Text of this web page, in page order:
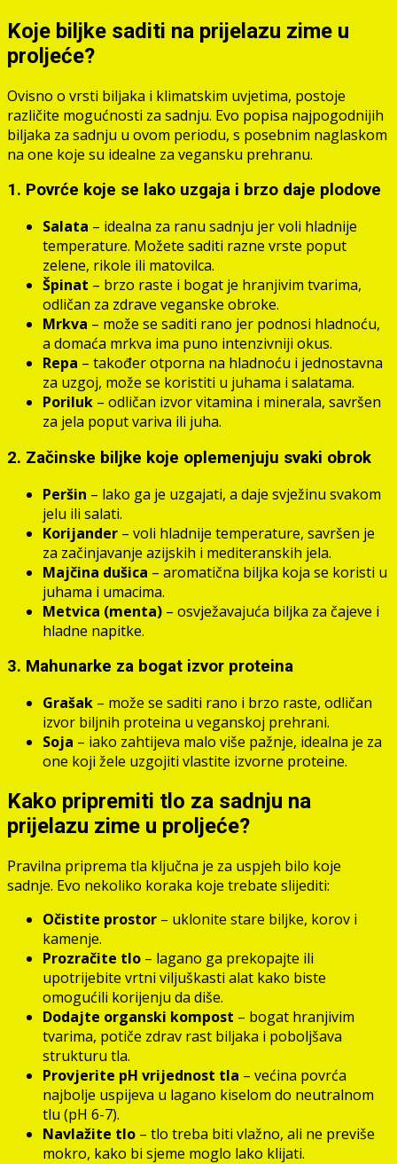
Koje biljke saditi na prijelazu zime u
proljeće?
Ovisno o vrsti biljaka i klimatskim uvjetima, postoje
različite mogućnosti za sadnju. Evo popisa najpogodnijih
biljaka za sadnju u ovom periodu, s posebnim naglaskom
na one koje su idealne za vegansku prehranu.
1. Povrće koje se lako uzgaja i brzo daje plodove
Salata – idealna za ranu sadnju jer voli hladnije
temperature. Možete saditi razne vrste poput
zelene, rikole ili matovilca.
Špinat – brzo raste i bogat je hranjivim tvarima,
odličan za zdrave veganske obroke.
Mrkva – može se saditi rano jer podnosi hladnoću,
a domaća mrkva ima puno intenzivniji okus.
Repa – također otporna na hladnoću i jednostavna
za uzgoj, može se koristiti u juhama i salatama.
Poriluk – odličan izvor vitamina i minerala, savršen
za jela poput variva ili juha.
2. Začinske biljke koje oplemenjuju svaki obrok
Peršin – lako ga je uzgajati, a daje svježinu svakom
jelu ili salati.
Korijander – voli hladnije temperature, savršen je
za začinjavanje azijskih i mediteranskih jela.
Majčina dušica – aromatična biljka koja se koristi u
juhama i umacima.
Metvica (menta) – osvježavajuća biljka za čajeve i
hladne napitke.
3. Mahunarke za bogat izvor proteina
Grašak – može se saditi rano i brzo raste, odličan
izvor biljnih proteina u veganskoj prehrani.
Soja – iako zahtijeva malo više pažnje, idealna je za
one koji žele uzgojiti vlastite izvorne proteine.
Kako pripremiti tlo za sadnju na
prijelazu zime u proljeće?
Pravilna priprema tla ključna je za uspjeh bilo koje
sadnje. Evo nekoliko koraka koje trebate slijediti:
Očistite prostor – uklonite stare biljke, korov i
kamenje.
Prozračite tlo – lagano ga prekopajte ili
upotrijebite vrtni viljuškasti alat kako biste
omogućili korijenju da diše.
Dodajte organski kompost – bogat hranjivim
tvarima, potiče zdrav rast biljaka i poboljšava
strukturu tla.
Provjerite pH vrijednost tla – većina povrća
najbolje uspijeva u lagano kiselom do neutralnom
tlu (pH 6-7).
Navlažite tlo – tlo treba biti vlažno, ali ne previše
mokro, kako bi sjeme moglo lako klijati.